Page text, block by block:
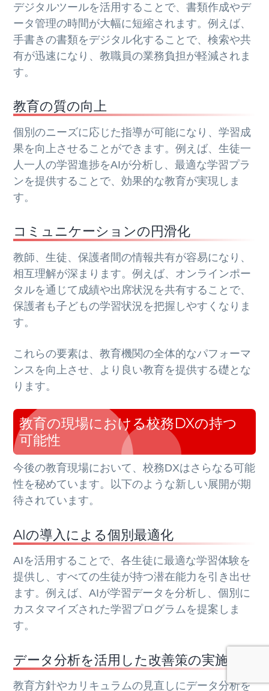
デジタルツールを活用することで、書類作成やデ
ータ管理の時間が大幅に短縮されます。例えば、
手書きの書類をデジタル化することで、検索や共
有が迅速になり、教職員の業務負担が軽減されま
す。
教育の質の向上
個別のニーズに応じた指導が可能になり、学習成
果を向上させることができます。例えば、生徒一
人一人の学習進捗をAIが分析し、最適な学習プラ
ンを提供することで、効果的な教育が実現しま
す。
コミュニケーションの円滑化
教師、生徒、保護者間の情報共有が容易になり、
相互理解が深まります。例えば、オンラインポー
タルを通じて成績や出席状況を共有することで、
保護者も子どもの学習状況を把握しやすくなりま
す。
これらの要素は、教育機関の全体的なパフォーマ
ンスを向上させ、より良い教育を提供する礎とな
ります。
教育の現場における校務DXの持つ
可能性
今後の教育現場において、校務DXはさらなる可能
性を秘めています。以下のような新しい展開が期
待されています。
AIの導入による個別最適化
AIを活用することで、各生徒に最適な学習体験を
提供し、すべての生徒が持つ潜在能力を引き出せ
ます。例えば、AIが学習データを分析し、個別に
カスタマイズされた学習プログラムを提案しま
す。
データ分析を活用した改善策の実施
教育方針やカリキュラムの見直しにデータ分析を